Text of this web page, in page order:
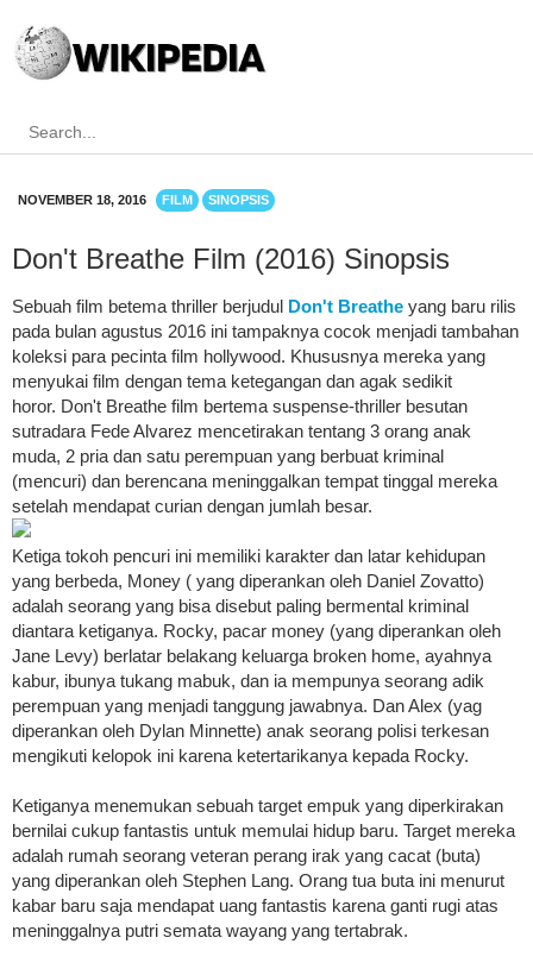
NOVEMBER 18, 2016 FILM SINOPSIS
Don't Breathe Film (2016) Sinopsis
Sebuah film betema thriller berjudul Don't Breathe yang baru rilis
pada bulan agustus 2016 ini tampaknya cocok menjadi tambahan
koleksi para pecinta film hollywood. Khususnya mereka yang
menyukai film dengan tema ketegangan dan agak sedikit
horor. Don't Breathe film bertema suspense-thriller besutan
sutradara Fede Alvarez mencetirakan tentang 3 orang anak
muda, 2 pria dan satu perempuan yang berbuat kriminal
(mencuri) dan berencana meninggalkan tempat tinggal mereka
setelah mendapat curian dengan jumlah besar.
Ketiga tokoh pencuri ini memiliki karakter dan latar kehidupan
yang berbeda, Money ( yang diperankan oleh Daniel Zovatto)
adalah seorang yang bisa disebut paling bermental kriminal
diantara ketiganya. Rocky, pacar money (yang diperankan oleh
Jane Levy) berlatar belakang keluarga broken home, ayahnya
kabur, ibunya tukang mabuk, dan ia mempunya seorang adik
perempuan yang menjadi tanggung jawabnya. Dan Alex (yag
diperankan oleh Dylan Minnette) anak seorang polisi terkesan
mengikuti kelopok ini karena ketertarikanya kepada Rocky.
Ketiganya menemukan sebuah target empuk yang diperkirakan
bernilai cukup fantastis untuk memulai hidup baru. Target mereka
adalah rumah seorang veteran perang irak yang cacat (buta)
yang diperankan oleh Stephen Lang. Orang tua buta ini menurut
kabar baru saja mendapat uang fantastis karena ganti rugi atas
meninggalnya putri semata wayang yang tertabrak.